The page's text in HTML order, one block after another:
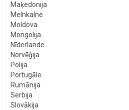
Maķedonija
Melnkalne
Moldova
Mongolija
Nīderlande
Norvēģija
Polija
Portugāle
Rumānija
Serbija
Slovākija